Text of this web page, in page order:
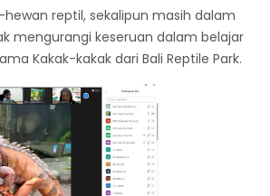
reptil, sekalipun masih dalam
mengurangi keseruan dalam belajar
Kakak-kakak dari Bali Reptile Park.